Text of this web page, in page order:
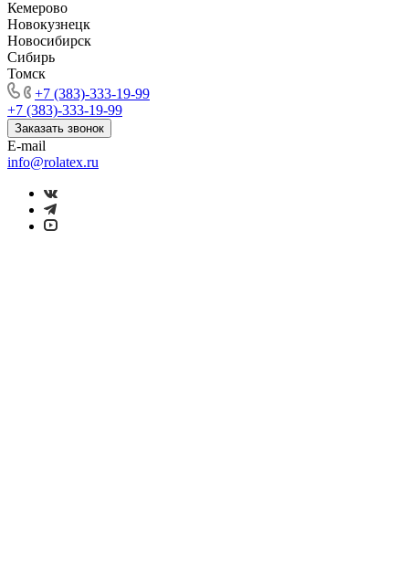
Кемерово
Новокузнецк
Новосибирск
Сибирь
Томск
+7 (383)-333-19-99
+7 (383)-333-19-99
Заказать звонок
E-mail
info@rolatex.ru